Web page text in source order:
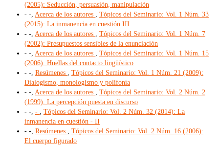
(2005): Seducción, persuasión, manipulación
- -, Acerca de los autores
Tópicos del Seminario: Vol. 1 Núm. 33
(2015): La inmanencia en cuestión III
- -, Acerca de los autores
Tópicos del Seminario: Vol. 1 Núm. 7
(2002): Presupuestos sensibles de la enunciación
- -, Acerca de los autores
Tópicos del Seminario: Vol. 1 Núm. 15
(2006): Huellas del contacto lingüístico
- -, Resúmenes
Tópicos del Seminario: Vol. 1 Núm. 21 (2009):
Dialogismo, monologismo y polifonía
- -, Acerca de los autores
Tópicos del Seminario: Vol. 2 Núm. 2
(1999): La percepción puesta en discurso
- -, -
Tópicos del Seminario: Vol. 2 Núm. 32 (2014): La
inmanencia en cuestión - II
- -, Resúmenes
Tópicos del Seminario: Vol. 2 Núm. 16 (2006):
El cuerpo figurado